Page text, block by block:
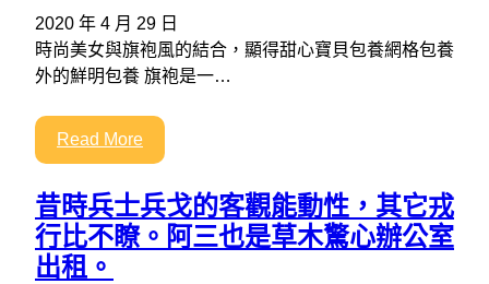
2020 年 4 月 29 日
時尚美女與旗袍風的結合，顯得甜心寶貝包養網格包養
外的鮮明包養 旗袍是一…
Read More
昔時兵士兵戈的客觀能動性，其它戎
行比不瞭。阿三也是草木驚心辦公室
出租。